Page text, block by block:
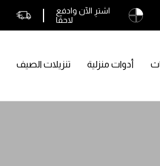
اشترِ الآن وادفع
لاحقًا
أدوات منزلية تنزيلات الصيف